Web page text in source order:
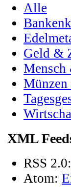
Alle
Geld &
XML
RSS 2.0:
Atom: